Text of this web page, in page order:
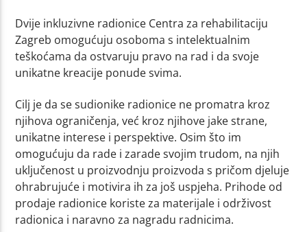
Dvije inkluzivne radionice Centra za rehabilitaciju
Zagreb omogućuju osoboma s intelektualnim
teškoćama da ostvaruju pravo na rad i da svoje
unikatne kreacije ponude svima.
Cilj je da se sudionike radionice ne promatra kroz
njihova ograničenja, već kroz njihove jake strane,
unikatne interese i perspektive. Osim što im
omogućuju da rade i zarade svojim trudom, na njih
uključenost u proizvodnju proizvoda s pričom djeluje
ohrabrujuće i motivira ih za još uspjeha. Prihode od
prodaje radionice koriste za materijale i održivost
radionica i naravno za nagradu radnicima.